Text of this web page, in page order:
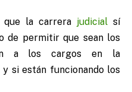
que la carrera judicial sí
de permitir que sean los
a los cargos en la
y si están funcionando los